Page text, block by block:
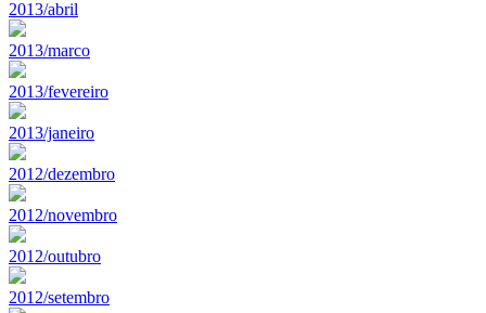
2013/abril
2013/marco
2013/fevereiro
2013/janeiro
2012/dezembro
2012/novembro
2012/outubro
2012/setembro